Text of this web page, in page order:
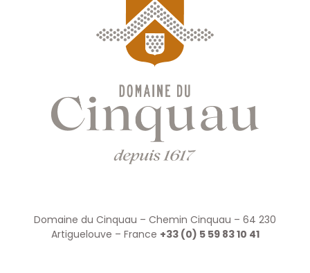
Domaine du Cinquau – Chemin Cinquau – 64 230
Artiguelouve – France +33 (0) 5 59 83 10 41